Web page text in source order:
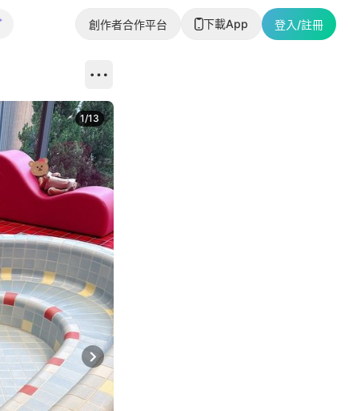
創作者合作平台 下載App 登入/註冊
Next slide
1/13